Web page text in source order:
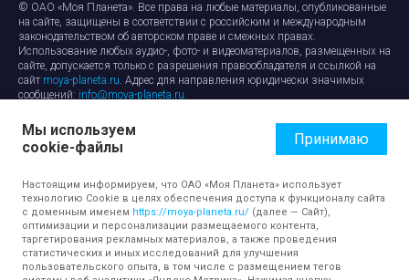
© ОАО «Моя Планета». Все права на любые материалы, опубликованные
на сайте, защищены в соответствии с российским и международным
законодательством об авторском праве и смежных правах.
Использование любых аудио-, фото- и видеоматериалов, размещенных на
сайте, допускается только с разрешения правообладателя и ссылкой на
сайт moya-planeta.ru. Адрес для направления юридически значимых
сообщений: info@moya-planeta.ru.
Правила сайтаРабота с cookie-файлами
Защита персональных данных
Обработка персональных данных
Мы используем
cookie-файлы
Принимаю
Настоящим информируем, что ОАО «Моя Планета» использует
технологию Cookie в целях обеспечения доступа к функционалу сайта
с доменным именем https://moya-planeta.ru/ (далее — Сайт),
оптимизации и персонализации размещаемого контента,
таргетирования рекламных материалов, а также проведения
статистических и иных исследований для улучшения
пользовательского опыта, в том числе с размещением тегов